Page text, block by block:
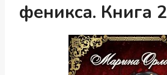
феникса. Книга 2